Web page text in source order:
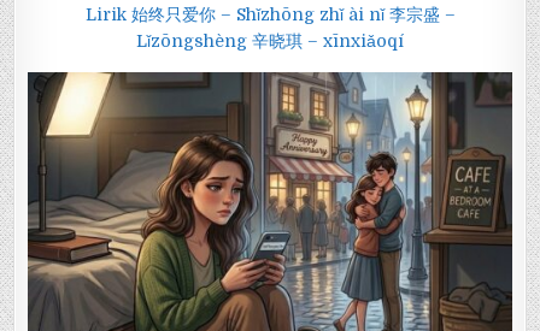
Lirik 始终只爱你 – Shǐzhōng zhǐ ài nǐ 李宗盛 –
Lǐzōngshèng 辛晓琪 – xīnxiǎoqí